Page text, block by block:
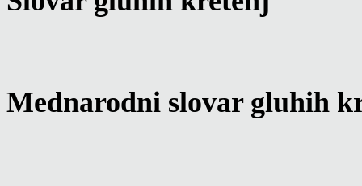
Mednarodni slovar gluhih